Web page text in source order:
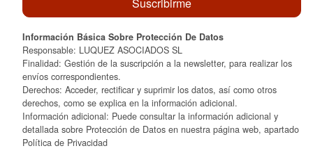
Información Básica Sobre Protección De Datos
Responsable: LUQUEZ ASOCIADOS SL
Finalidad: Gestión de la suscripción a la newsletter, para realizar los
envíos correspondientes.
Derechos: Acceder, rectificar y suprimir los datos, así como otros
derechos, como se explica en la información adicional.
Información adicional: Puede consultar la información adicional y
detallada sobre Protección de Datos en nuestra página web, apartado
Política de Privacidad